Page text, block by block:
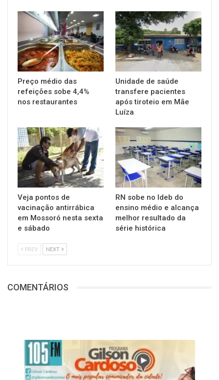
Preço médio das
refeições sobe 4,4%
nos restaurantes
Unidade de saúde
transfere pacientes
após tiroteio em Mãe
Luíza
Veja pontos de
vacinação antirrábica
em Mossoró nesta sexta
e sábado
RN sobe no Ideb do
ensino médio e alcança
melhor resultado da
série histórica
PREV NEXT
COMENTÁRIOS